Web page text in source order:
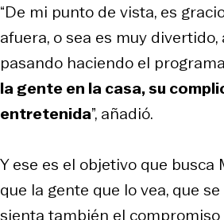
“De mi punto de vista, es
afuera, o sea es muy
pasando haciendo el
la gente en la casa, su
entretenida”, añadió.
Y ese es el objetivo que busca
que la gente que lo vea, que
sienta también el compromiso